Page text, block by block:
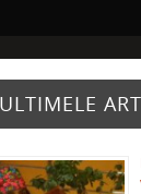
ULTIMELE